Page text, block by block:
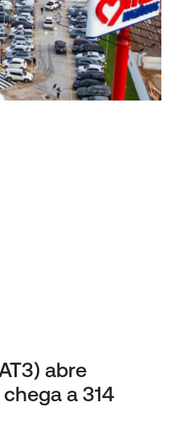
abre
a 314